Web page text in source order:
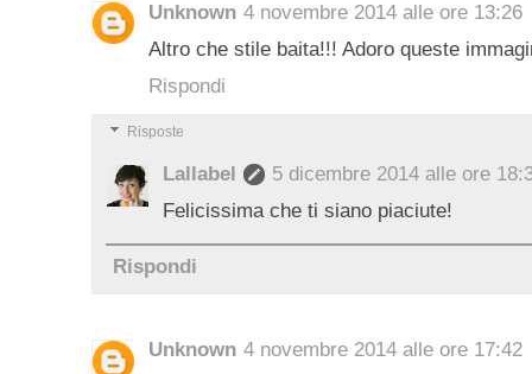
Unknown 4 novembre 2014 alle ore 13:26
Altro che stile baita!!! Adoro queste
Rispondi
Risposte
Lallabel
5 dicembre 2014 alle ore
Felicissima che ti siano piaciute!
Rispondi
Unknown 4 novembre 2014 alle ore 17:42